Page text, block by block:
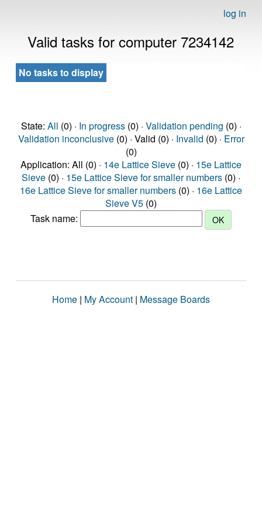
log in
Valid tasks for computer 7234142
No tasks to display
State: All (0) · In progress(0) · Validation pending (0) ·
Validation inconclusive(0) · Valid (0) · Invalid (0) · Error
(0)
Application: All (0) · 14e Lattice Sieve (0) · 15e Lattice
Sieve (0) · 15e Lattice Sieve for smaller numbers (0) ·
16e Lattice Sieve for smaller numbers (0) · 16e Lattice
Sieve V5 (0)
Task name:
Home | My Account | Message Boards